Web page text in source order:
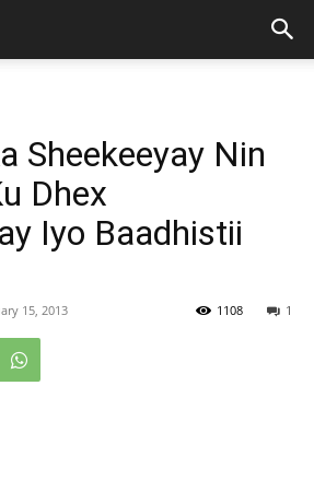
Sheekeeyay Nin
Dhex
Iyo Baadhistii
15, 2013 1
1108